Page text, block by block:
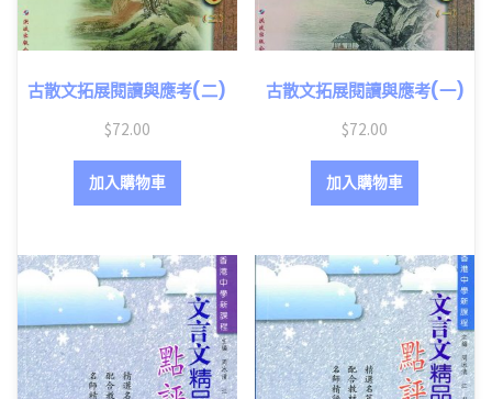
古散文拓展閱讀與應考(二)
$72.00
加入購物車
古散文拓展閱讀與應考(一)
$72.00
加入購物車